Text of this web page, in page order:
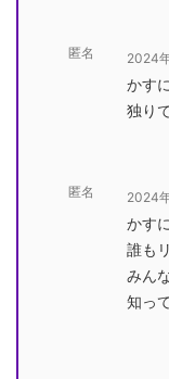
匿名 2024
かす
独り
匿名 2024
かす
誰も
みん
知っ